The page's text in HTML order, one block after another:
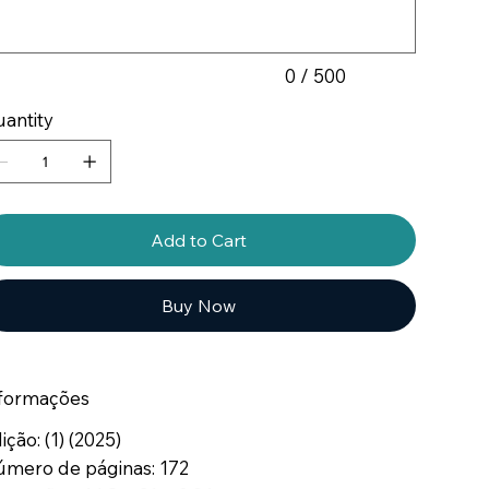
0 / 500
Add to Cart
Buy Now
(1) (2025)
de páginas: 172